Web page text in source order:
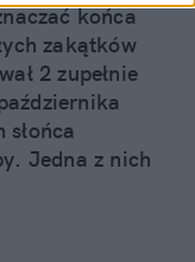
końca
zakątków
2 zupełnie
Jedna z nich